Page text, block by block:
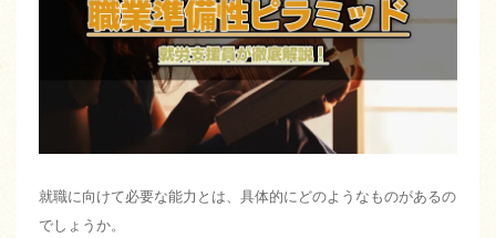
就職に向けて必要な能力とは、具体的にどのようなものがあるの
でしょうか。